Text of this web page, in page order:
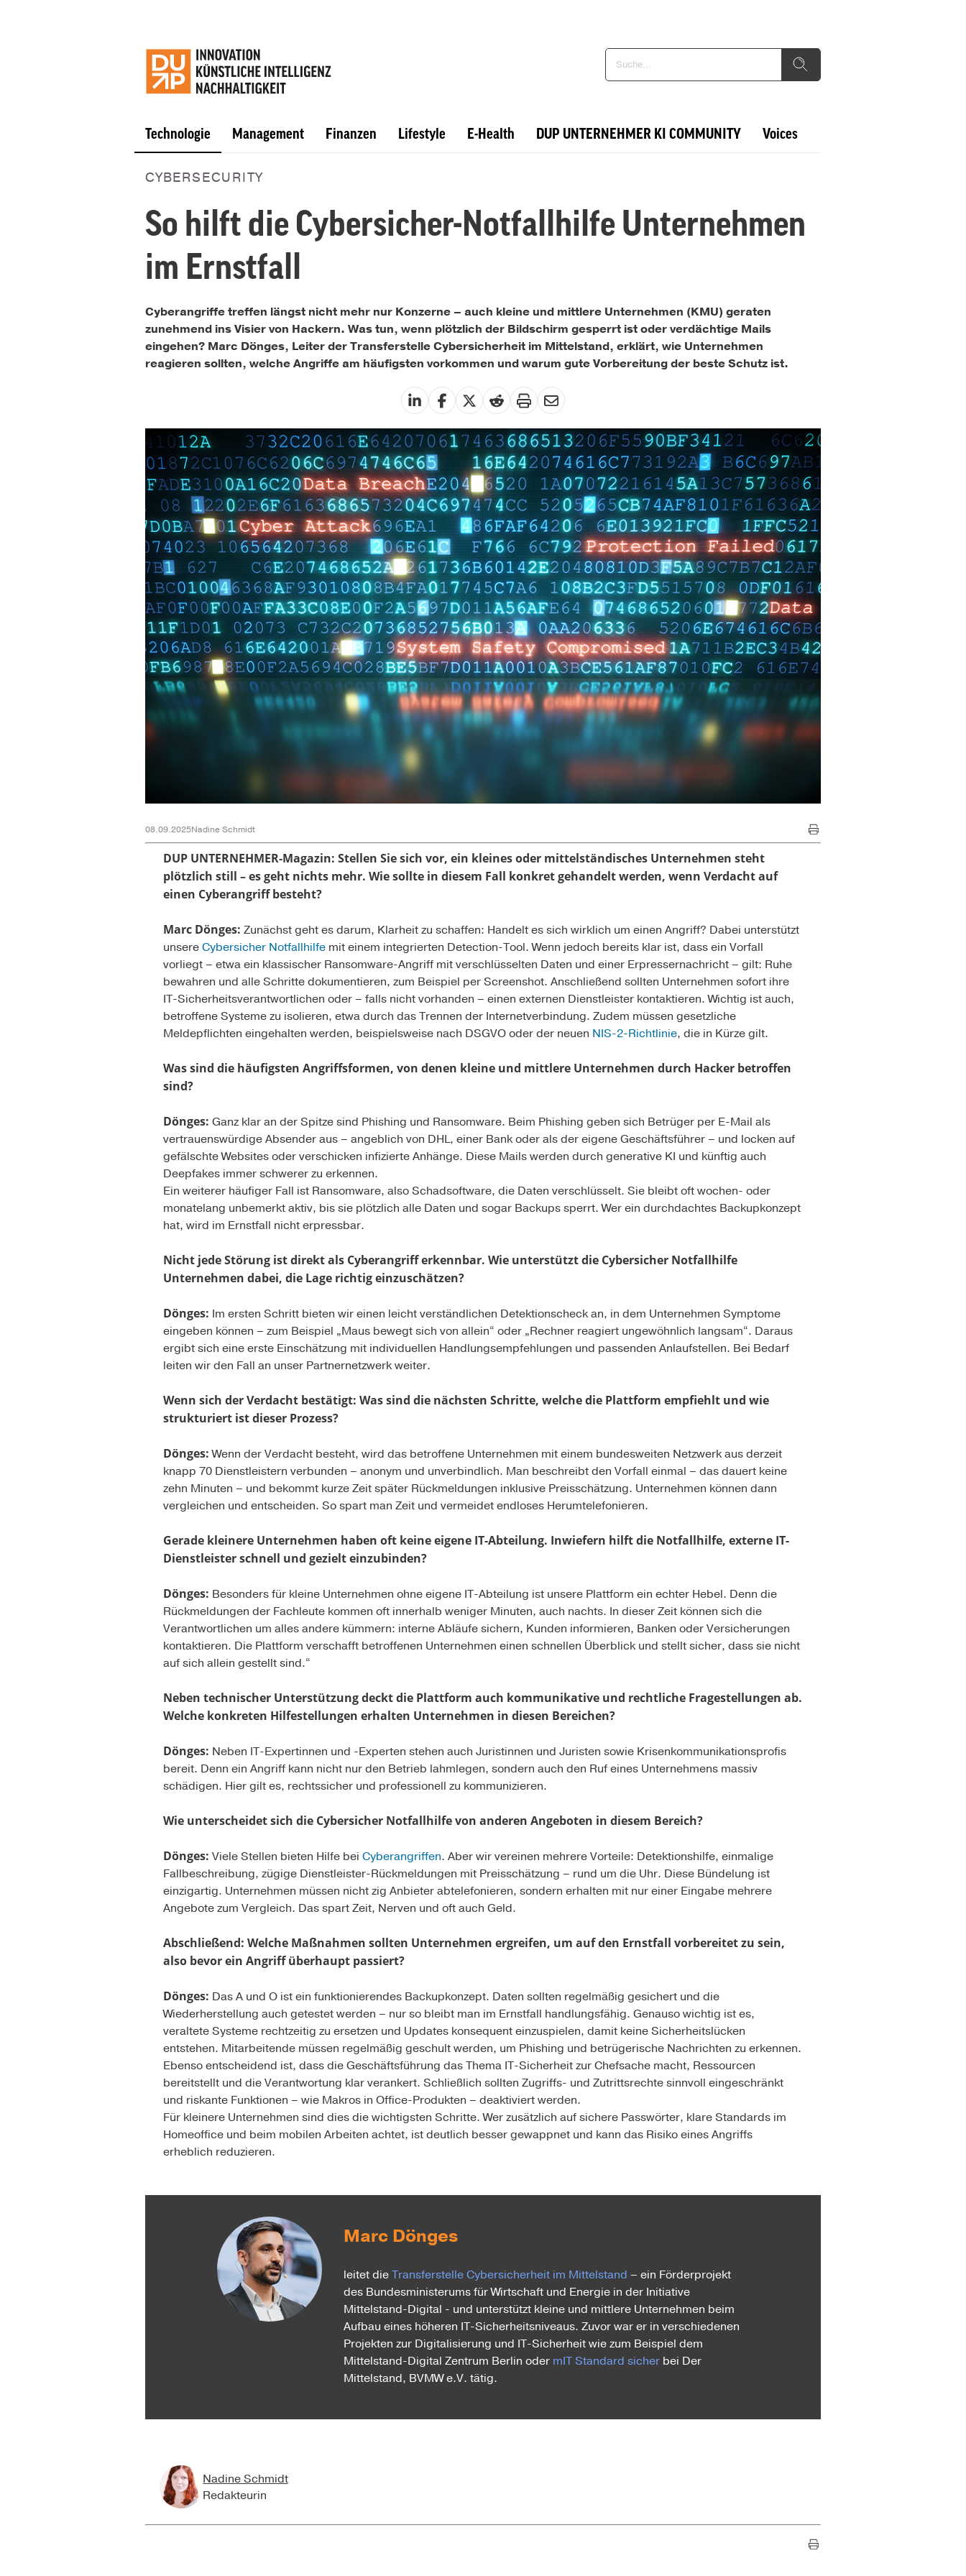
Technologie Management Finanzen Lifestyle E-Health DUP UNTERNEHMER KI COMMUNITY Voices
CYBERSECURITY
So hilft die Cybersicher-Notfallhilfe Unternehmen
im Ernstfall
Cyberangriffe treffen längst nicht mehr nur Konzerne – auch kleine und mittlere Unternehmen (KMU) geraten
zunehmend ins Visier von Hackern. Was tun, wenn plötzlich der Bildschirm gesperrt ist oder verdächtige Mails
eingehen? Marc Dönges, Leiter der Transferstelle Cybersicherheit im Mittelstand, erklärt, wie Unternehmen
reagieren sollten, welche Angriffe am häufigsten vorkommen und warum gute Vorbereitung der beste Schutz ist.
08.09.2025Nadine Schmidt
DUP UNTERNEHMER-Magazin: Stellen Sie sich vor, ein kleines oder mittelständisches Unternehmen steht
plötzlich still – es geht nichts mehr. Wie sollte in diesem Fall konkret gehandelt werden, wenn Verdacht auf
einen Cyberangriff besteht?
Marc Dönges: Zunächst geht es darum, Klarheit zu schaffen: Handelt es sich wirklich um einen Angriff? Dabei unterstützt
unsereCybersicher Notfallhilfe mit einem integrierten Detection-Tool. Wenn jedoch bereits klar ist, dass ein Vorfall
vorliegt – etwa ein klassischer Ransomware-Angriff mit verschlüsselten Daten und einer Erpressernachricht – gilt: Ruhe
bewahren und alle Schritte dokumentieren, zum Beispiel per Screenshot. Anschließend sollten Unternehmen sofort ihre
IT-Sicherheitsverantwortlichen oder – falls nicht vorhanden – einen externen Dienstleister kontaktieren. Wichtig ist auch,
betroffene Systeme zu isolieren, etwa durch das Trennen der Internetverbindung. Zudem müssen gesetzliche
Meldepflichten eingehalten werden, beispielsweise nach DSGVO oder der neuen NIS-2-Richtlinie, die in Kürze gilt.
Was sind die häufigsten Angriffsformen, von denen kleine und mittlere Unternehmen durch Hacker betroffen
sind?
Dönges: Ganz klar an der Spitze sind Phishing und Ransomware. Beim Phishing geben sich Betrüger per E-Mail als
vertrauenswürdige Absender aus – angeblich von DHL, einer Bank oder als der eigene Geschäftsführer – und locken auf
gefälschte Websites oder verschicken infizierte Anhänge. Diese Mails werden durch generative KI und künftig auch
Deepfakes immer schwerer zu erkennen.
Ein weiterer häufiger Fall ist Ransomware, also Schadsoftware, die Daten verschlüsselt. Sie bleibt oft wochen- oder
monatelang unbemerkt aktiv, bis sie plötzlich alle Daten und sogar Backups sperrt. Wer ein durchdachtes Backupkonzept
hat, wird im Ernstfall nicht erpressbar.
Nicht jede Störung ist direkt als Cyberangriff erkennbar. Wie unterstützt die Cybersicher Notfallhilfe
Unternehmen dabei, die Lage richtig einzuschätzen?
Dönges: Im ersten Schritt bieten wir einen leicht verständlichen Detektionscheck an, in dem Unternehmen Symptome
eingeben können – zum Beispiel „Maus bewegt sich von allein“ oder „Rechner reagiert ungewöhnlich langsam“. Daraus
ergibt sich eine erste Einschätzung mit individuellen Handlungsempfehlungen und passenden Anlaufstellen. Bei Bedarf
leiten wir den Fall an unser Partnernetzwerk weiter.
Wenn sich der Verdacht bestätigt: Was sind die nächsten Schritte, welche die Plattform empfiehlt und wie
strukturiert ist dieser Prozess?
Dönges:Wenn der Verdacht besteht, wird das betroffene Unternehmen mit einem bundesweiten Netzwerk aus derzeit
knapp 70 Dienstleistern verbunden – anonym und unverbindlich. Man beschreibt den Vorfall einmal – das dauert keine
zehn Minuten – und bekommt kurze Zeit später Rückmeldungen inklusive Preisschätzung. Unternehmen können dann
vergleichen und entscheiden. So spart man Zeit und vermeidet endloses Herumtelefonieren.
Gerade kleinere Unternehmen haben oft keine eigene IT-Abteilung. Inwiefern hilft die Notfallhilfe, externe IT-
Dienstleister schnell und gezielt einzubinden?
Dönges: Besonders für kleine Unternehmen ohne eigene IT-Abteilung ist unsere Plattform ein echter Hebel. Denn die
Rückmeldungen der Fachleute kommen oft innerhalb weniger Minuten, auch nachts. In dieser Zeit können sich die
Verantwortlichen um alles andere kümmern: interne Abläufe sichern, Kunden informieren, Banken oder Versicherungen
kontaktieren. Die Plattform verschafft betroffenen Unternehmen einen schnellen Überblick und stellt sicher, dass sie nicht
auf sich allein gestellt sind.“
Neben technischer Unterstützung deckt die Plattform auch kommunikative und rechtliche Fragestellungen ab.
Welche konkreten Hilfestellungen erhalten Unternehmen in diesen Bereichen?
Dönges: Neben IT-Expertinnen und -Experten stehen auch Juristinnen und Juristen sowie Krisenkommunikationsprofis
bereit. Denn ein Angriff kann nicht nur den Betrieb lahmlegen, sondern auch den Ruf eines Unternehmens massiv
schädigen. Hier gilt es, rechtssicher und professionell zu kommunizieren.
Wie unterscheidet sich die Cybersicher Notfallhilfe von anderen Angeboten in diesem Bereich?
Dönges: Viele Stellen bieten Hilfe bei Cyberangriffen. Aber wir vereinen mehrere Vorteile: Detektionshilfe, einmalige
Fallbeschreibung, zügige Dienstleister-Rückmeldungen mit Preisschätzung – rund um die Uhr. Diese Bündelung ist
einzigartig. Unternehmen müssen nicht zig Anbieter abtelefonieren, sondern erhalten mit nur einer Eingabe mehrere
Angebote zum Vergleich. Das spart Zeit, Nerven und oft auch Geld.
Abschließend: Welche Maßnahmen sollten Unternehmen ergreifen, um auf den Ernstfall vorbereitet zu sein,
also bevor ein Angriff überhaupt passiert?
Dönges: Das A und O ist ein funktionierendes Backupkonzept. Daten sollten regelmäßig gesichert und die
Wiederherstellung auch getestet werden – nur so bleibt man im Ernstfall handlungsfähig. Genauso wichtig ist es,
veraltete Systeme rechtzeitig zu ersetzen und Updates konsequent einzuspielen, damit keine Sicherheitslücken
entstehen. Mitarbeitende müssen regelmäßig geschult werden, um Phishing und betrügerische Nachrichten zu erkennen.
Ebenso entscheidend ist, dass die Geschäftsführung das Thema IT-Sicherheit zur Chefsache macht, Ressourcen
bereitstellt und die Verantwortung klar verankert. Schließlich sollten Zugriffs- und Zutrittsrechte sinnvoll eingeschränkt
und riskante Funktionen – wie Makros in Office-Produkten – deaktiviert werden.
Für kleinere Unternehmen sind dies die wichtigsten Schritte. Wer zusätzlich auf sichere Passwörter, klare Standards im
Homeoffice und beim mobilen Arbeiten achtet, ist deutlich besser gewappnet und kann das Risiko eines Angriffs
erheblich reduzieren.
Marc Dönges
leitet dieTransferstelle Cybersicherheit im Mittelstand – ein Förderprojekt
des Bundesministerums für Wirtschaft und Energie in der Initiative
Mittelstand-Digital - und unterstützt kleine und mittlere Unternehmen beim
Aufbau eines höheren IT-Sicherheitsniveaus. Zuvor war er in verschiedenen
Projekten zur Digitalisierung und IT-Sicherheit wie zum Beispiel dem
Mittelstand-Digital Zentrum Berlin oder mIT Standard sicher bei Der
Mittelstand, BVMW e.V. tätig.
Nadine Schmidt
Redakteurin